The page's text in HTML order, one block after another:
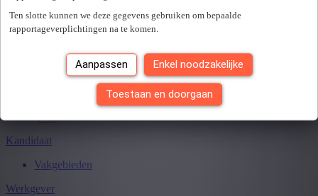
Ten slotte kunnen we deze gegevens gebruiken om bepaalde
rapportageverplichtingen na te komen.
Aanpassen Enkel noodzakelijke
Toestaan en doorgaan
Je hebt0van0jobs gezien.
Kandidaat
Vakgebieden
Werkgever